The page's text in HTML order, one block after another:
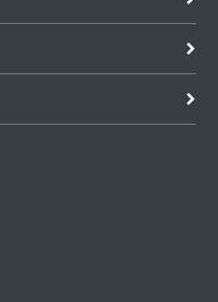
และควบคุมไ...